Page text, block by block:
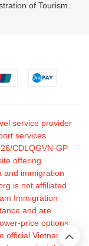
of Tourism.
service provider
services
CDLQGVN-GP
offering
and immigration
is not affiliated
Immigration
and are
price options,
official Vietnam